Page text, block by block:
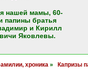
нашей мамы, 60-
папины братья
и Кирилл
Яковлевы.
хроника » Капризы